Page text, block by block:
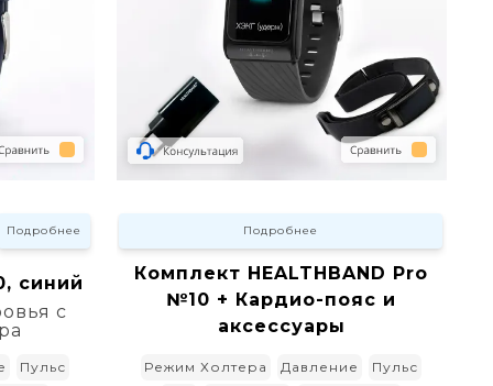
Подробнее
синий
с
Пульс
Подробнее
Комплект HEALTHBAND Pro
№10 + Кардио-пояс и
аксессуары
Режим Холтера Давление
Пульс